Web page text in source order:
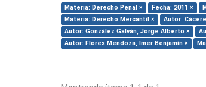
Materia: Derecho Penal × Fecha: 2011 ×
Materia: Derecho Mercantil ×
Autor:
Autor: González Galván, Jorge Alberto ×
Autor: Flores Mendoza, Imer Benjamín ×